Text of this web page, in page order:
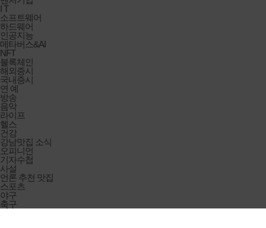
I T
소프트웨어
하드웨어
인공지능
메타버스&AI
NFT
블록체인
해외증시
국내증시
연 예
방송
음악
라이프
헬스
건강
강남맛집 소식
오피니언
기자수첩
사설
언론 추천 맛집
스포츠
야구
축구